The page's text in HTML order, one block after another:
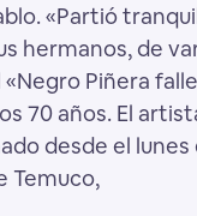
«Partió
hermanos, de
Piñera
70 años. El
desde el lunes
Temuco,